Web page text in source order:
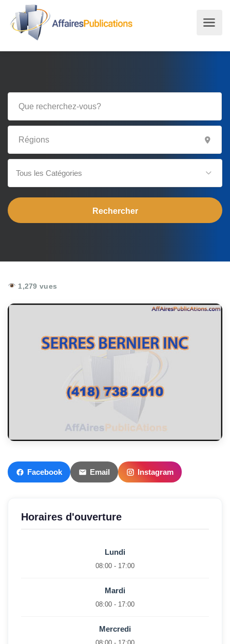
Tous les Catégories
1,279 vues
Facebook Email Instagram
Horaires d'ouverture
Lundi
08:00 - 17:00
Mardi
08:00 - 17:00
Mercredi